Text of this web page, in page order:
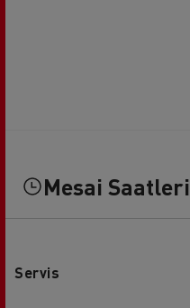
Mesai Saatleri
Servis